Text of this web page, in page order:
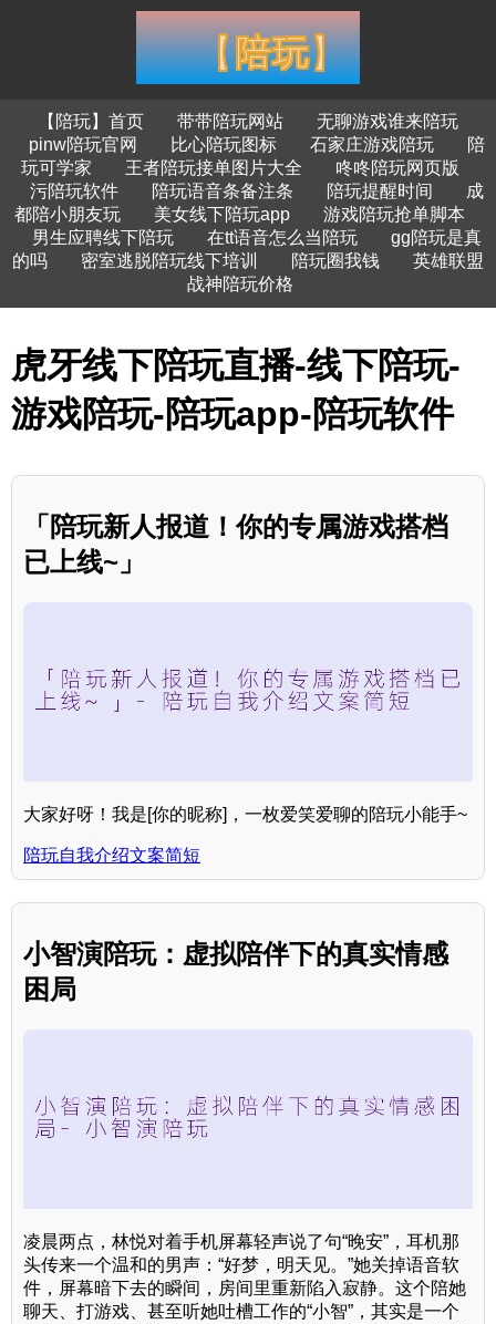
【陪玩】首页 带带陪玩网站
无聊游戏谁来陪玩
pinw陪玩官网
比心陪玩图标 石家庄游戏陪玩
陪
玩可学家
王者陪玩接单图片大全
咚咚陪玩网页版
污陪玩软件
陪玩语音条备注条 陪玩提醒时间
成
都陪小朋友玩
美女线下陪玩app
游戏陪玩抢单脚本
男生应聘线下陪玩
在tt语音怎么当陪玩
gg陪玩是真
的吗
密室逃脱陪玩线下培训 陪玩圈我钱
英雄联盟
战神陪玩价格
虎牙线下陪玩直播-线下陪玩-
游戏陪玩-陪玩app-陪玩软件
「陪玩新人报道！你的专属游戏搭档
已上线~」
大家好呀！我是[你的昵称]，一枚爱笑爱聊的陪玩小能手~
陪玩自我介绍文案简短
小智演陪玩：虚拟陪伴下的真实情感
困局
凌晨两点，林悦对着手机屏幕轻声说了句“晚安”，耳机那
头传来一个温和的男声：“好梦，明天见。”她关掉语音软
件，屏幕暗下去的瞬间，房间里重新陷入寂静。这个陪她
聊天、打游戏、甚至听她吐槽工作的“小智”，其实是一个